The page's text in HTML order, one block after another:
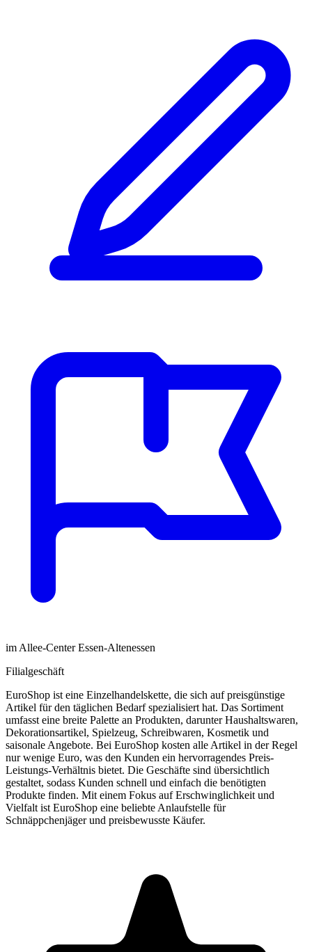
im Allee-Center Essen-Altenessen
Filialgeschäft
EuroShop ist eine Einzelhandelskette, die sich auf preisgünstige
Artikel für den täglichen Bedarf spezialisiert hat. Das Sortiment
umfasst eine breite Palette an Produkten, darunter Haushaltswaren,
Dekorationsartikel, Spielzeug, Schreibwaren, Kosmetik und
saisonale Angebote. Bei EuroShop kosten alle Artikel in der Regel
nur wenige Euro, was den Kunden ein hervorragendes Preis-
Leistungs-Verhältnis bietet. Die Geschäfte sind übersichtlich
gestaltet, sodass Kunden schnell und einfach die benötigten
Produkte finden. Mit einem Fokus auf Erschwinglichkeit und
Vielfalt ist EuroShop eine beliebte Anlaufstelle für
Schnäppchenjäger und preisbewusste Käufer.